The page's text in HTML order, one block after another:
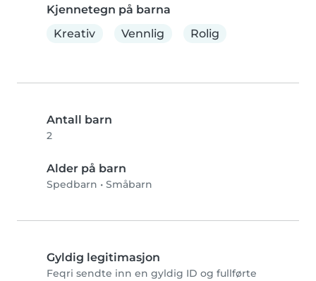
Kjennetegn på barna
Kreativ
Vennlig Rolig
Antall barn
2
Alder på barn
Spedbarn • Småbarn
Gyldig legitimasjon
Feqri sendte inn en gyldig ID og fullførte